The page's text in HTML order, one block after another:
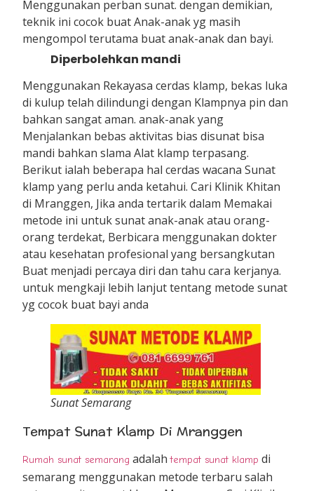
Menggunakan perban sunat. dengan demikian,
teknik ini cocok buat Anak-anak yg masih
mengompol terutama buat anak-anak dan bayi.
Diperbolehkan mandi
Menggunakan Rekayasa cerdas klamp, bekas luka
di kulup telah dilindungi dengan Klampnya pin dan
bahkan sangat aman. anak-anak yang
Menjalankan bebas aktivitas bias disunat bisa
mandi bahkan slama Alat klamp terpasang.
Berikut ialah beberapa hal cerdas wacana Sunat
klamp yang perlu anda ketahui. Cari Klinik Khitan
di Mranggen, Jika anda tertarik dalam Memakai
metode ini untuk sunat anak-anak atau orang-
orang terdekat, Berbicara menggunakan dokter
atau kesehatan profesional yang bersangkutan
Buat menjadi percaya diri dan tahu cara kerjanya.
untuk mengkaji lebih lanjut tentang metode sunat
yg cocok buat bayi anda
Sunat Semarang
Tempat Sunat Klamp Di Mranggen
Rumah sunat semarang adalahtempat sunat klamp di
semarang menggunakan metode terbaru salah